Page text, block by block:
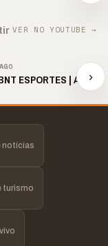
VER NO YOUTUBE →
ESPORTES | AO ›
notícias
turismo